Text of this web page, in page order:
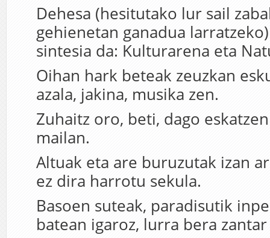
Dehesa (hesitutako lur sail
gehienetan ganadua
sintesia da: Kulturarena eta
Oihan hark beteak zeuzkan
azala, jakina, musika zen.
Zuhaitz oro, beti, dago
mailan.
Altuak eta are buruzutak izan
ez dira harrotu sekula.
Basoen suteak, paradisutik
batean igaroz, lurra bera